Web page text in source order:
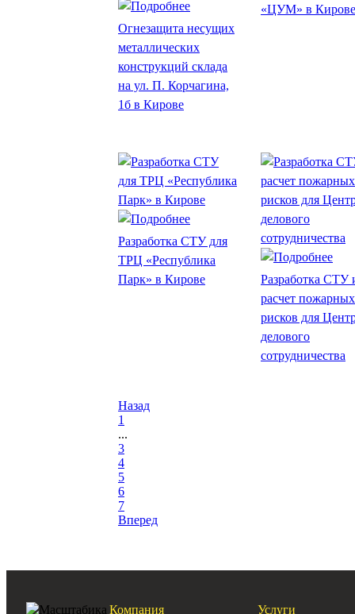
Огнезащита несущих
металлических
конструкций склада
на ул. П. Корчагина,
1б в Кирове
«ЦУМ» в Кирове
Разработка СТУ для
ТРЦ «Республика
Парк» в Кирове
Разработка СТУ
расчет пожарных
рисков для
делового
сотрудничества
Назад
1
...
3
4
5
6
7
Вперед
Компания Услуги